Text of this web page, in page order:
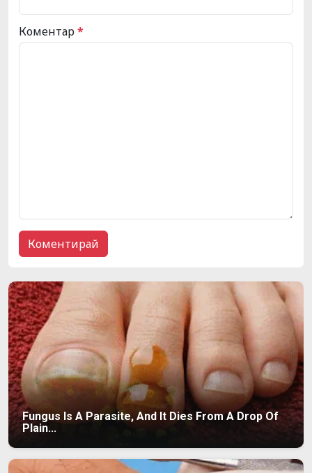
Коментар*
Fungus Is A Parasite, And It Dies From A Drop Of
Plain...